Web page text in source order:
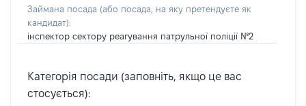
Займана посада (або посада, на яку претендуєте як
кандидат):
інспектор сектору реагування патрульної поліції №2
Категорія посади (заповніть, якщо це вас
стосується):